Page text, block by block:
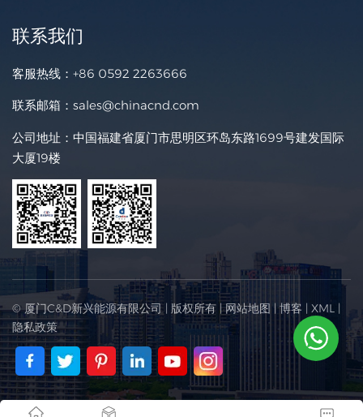
联系我们
客服热线： +86 0592 2263666
联系邮箱： sales@chinacnd.com
公司地址：中国福建省厦门市思明区环岛东路1699号建发国际
大厦19楼
© 厦门C&D新兴能源有限公司 | 版权所有 |网站地图 | 博客 | XML |
隐私政策